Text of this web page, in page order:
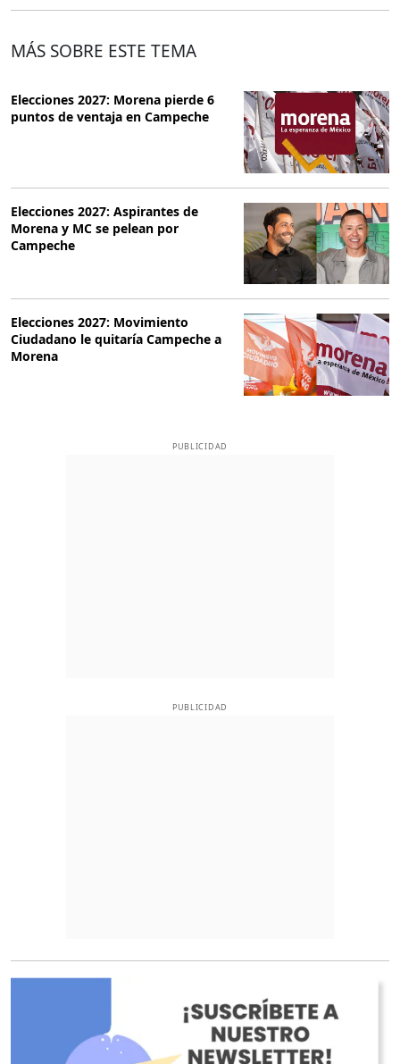
MÁS SOBRE ESTE TEMA
Elecciones 2027: Morena pierde 6
puntos de ventaja en Campeche
Elecciones 2027: Aspirantes de
Morena y MC se pelean por
Campeche
Elecciones 2027: Movimiento
Ciudadano le quitaría Campeche a
Morena
PUBLICIDAD
PUBLICIDAD